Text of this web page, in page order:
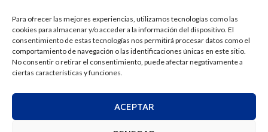
Para ofrecer las mejores experiencias, utilizamos tecnologías como las
cookies para almacenar y/o acceder a la información del dispositivo. El
consentimiento de estas tecnologías nos permitirá procesar datos como el
comportamiento de navegación o las identificaciones únicas en este sitio.
No consentir o retirar el consentimiento, puede afectar negativamente a
ciertas características y funciones.
ACEPTAR